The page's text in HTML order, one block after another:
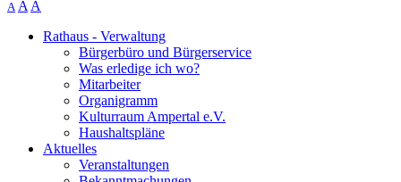
A A A
Rathaus - Verwaltung
Bürgerbüro und Bürgerservice
Was erledige ich wo?
Mitarbeiter
Organigramm
Kulturraum Ampertal e.V.
Haushaltspläne
Aktuelles
Veranstaltungen